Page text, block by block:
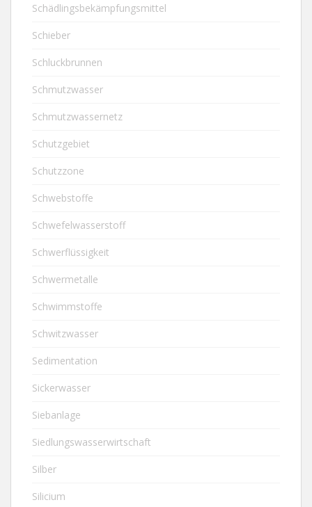
Schädlingsbekämpfungsmittel
Schieber
Schluckbrunnen
Schmutzwasser
Schmutzwassernetz
Schutzgebiet
Schutzzone
Schwebstoffe
Schwefelwasserstoff
Schwerflüssigkeit
Schwermetalle
Schwimmstoffe
Schwitzwasser
Sedimentation
Sickerwasser
Siebanlage
Siedlungswasserwirtschaft
Silber
Silicium